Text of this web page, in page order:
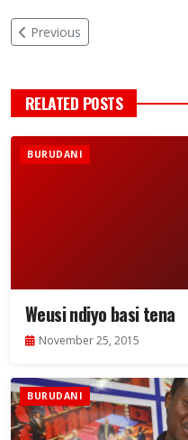
Previous
RELATED POSTS
BURUDANI
Weusi ndiyo basi tena
November 25, 2015
BURUDANI